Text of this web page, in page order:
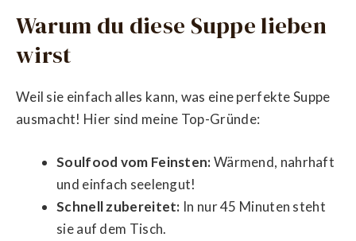
Warum du diese Suppe lieben
wirst
Weil sie einfach alles kann, was eine perfekte Suppe
ausmacht! Hier sind meine Top-Gründe:
Soulfood vom Feinsten:Wärmend, nahrhaft
und einfach seelengut!
Schnell zubereitet: In nur 45 Minuten steht
sie auf dem Tisch.